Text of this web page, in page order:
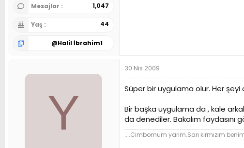
Mesajlar 1,047
Yaş 44
@Halil İbrahim1
Y
30 Nis 2009
Süper bir uygulama olur. Her şeyi
Bir başka uygulama da , kale
da denediler. Bakalım faydasını
....Cimbomum yarim.Sarı kırmızım